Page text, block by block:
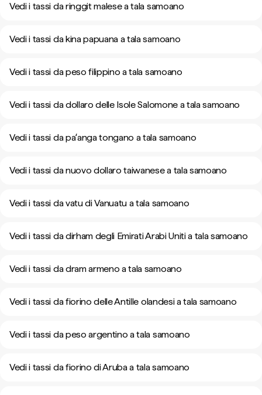
Vedi i tassi da ringgit malese a tala samoano
Vedi i tassi da kina papuana a tala samoano
Vedi i tassi da peso filippino a tala samoano
Vedi i tassi da dollaro delle Isole Salomone a tala samoano
Vedi i tassi da paʻanga tongano a tala samoano
Vedi i tassi da nuovo dollaro taiwanese a tala samoano
Vedi i tassi da vatu di Vanuatu a tala samoano
Vedi i tassi da dirham degli Emirati Arabi Uniti a tala samoano
Vedi i tassi da dram armeno a tala samoano
Vedi i tassi da fiorino delle Antille olandesi a tala samoano
Vedi i tassi da peso argentino a tala samoano
Vedi i tassi da fiorino di Aruba a tala samoano